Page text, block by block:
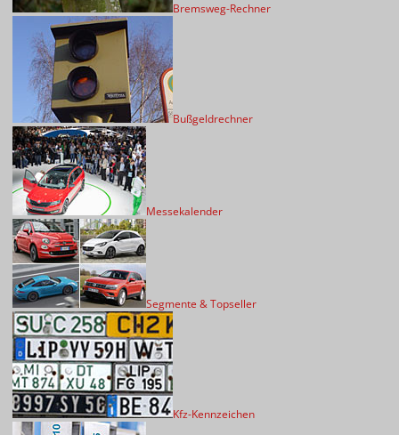
Bremsweg-Rechner
Bußgeldrechner
Messekalender
Segmente & Topseller
Kfz-Kennzeichen